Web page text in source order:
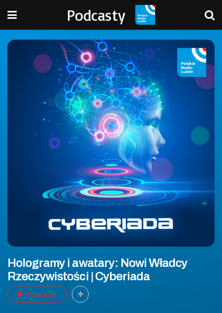
Podcasty
Hologramy i awatary: Nowi Władcy
Rzeczywistości | Cyberiada
Odtwarzaj